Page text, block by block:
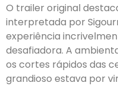
O trailer original
interpretada por
experiência
desafiadora. A
os cortes rápidos das
grandioso estava por